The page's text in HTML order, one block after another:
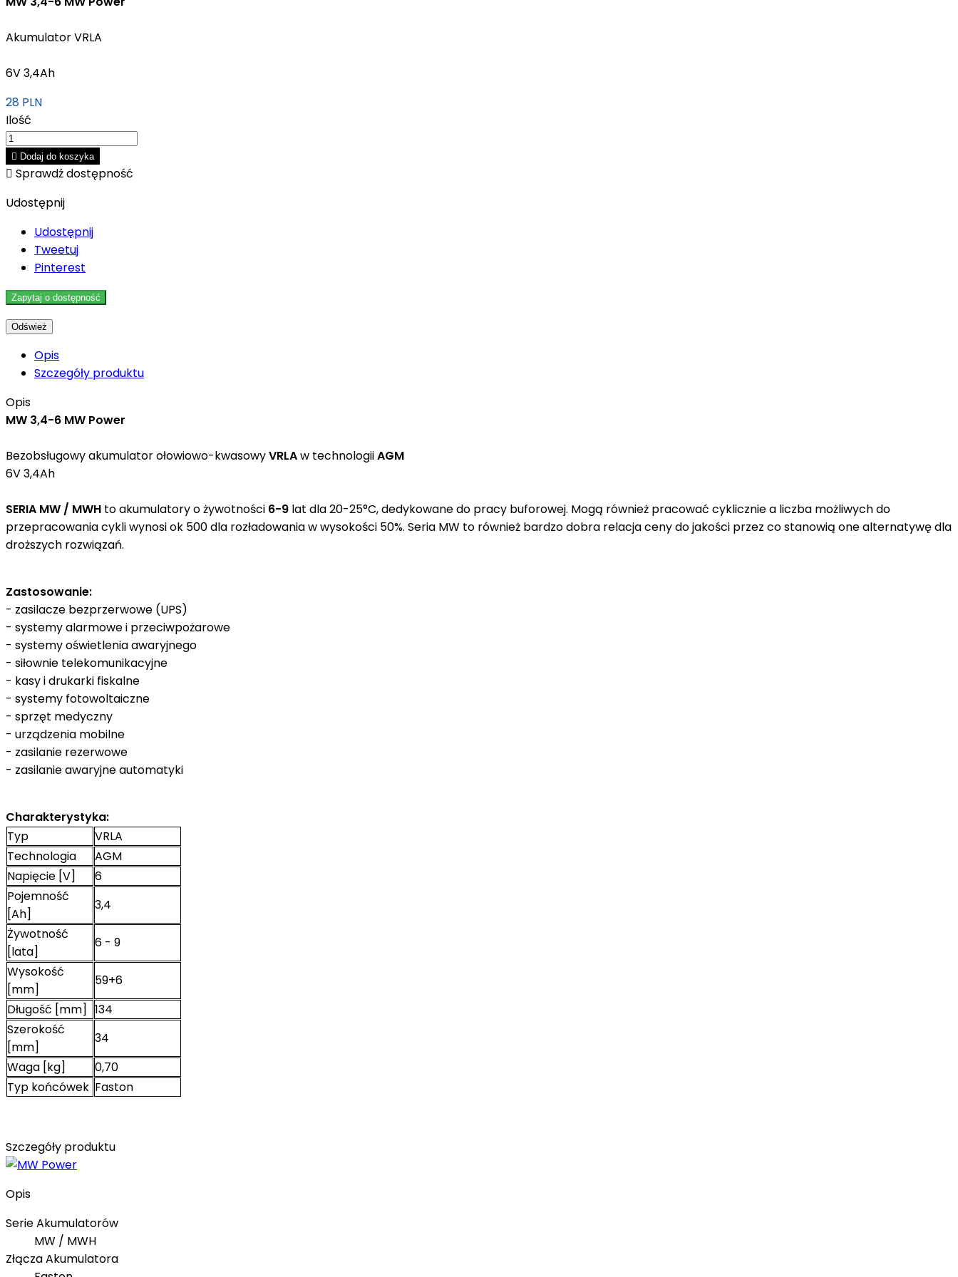
Akumulator VRLA
6V 3,4Ah
28 PLN
Ilość
 Dodaj do koszyka
 Sprawdź dostępność
Udostępnij
Udostępnij
Tweetuj
Pinterest
Zapytaj o dostępność
Opis
Szczegóły produktu
Opis
MW 3,4-6 MW Power
Bezobsługowy akumulator ołowiowo-kwasowyVRLAw technologiiAGM
6V 3,4Ah
SERIA MW / MWH to akumulatory o żywotności 6-9 lat dla 20-25°C, dedykowane do pracy buforowej. Mogą również pracować cyklicznie a liczba możliwych do
przepracowania cykli wynosi ok 500 dla rozładowania w wysokości 50%. Seria MW to również bardzo dobra relacja ceny do jakości przez co stanowią one alternatywę dla
droższych rozwiązań.
Zastosowanie:
- zasilacze bezprzerwowe (UPS)
- systemy alarmowe i przeciwpożarowe
- systemy oświetlenia awaryjnego
- siłownie telekomunikacyjne
- kasy i drukarki fiskalne
- systemy fotowoltaiczne
- sprzęt medyczny
- urządzenia mobilne
- zasilanie rezerwowe
- zasilanie awaryjne automatyki
Charakterystyka:
Typ
VRLA
Technologia
AGM
Napięcie [V]
6
Pojemność
[Ah]
3,4
Żywotność
[lata]
6 - 9
Wysokość
[mm]
59+6
Długość [mm]
134
Szerokość
[mm]
34
Waga [kg]
0,70
Typ końcówek Faston
Szczegóły produktu
Opis
Serie Akumulatorów
MW / MWH
Złącza Akumulatora